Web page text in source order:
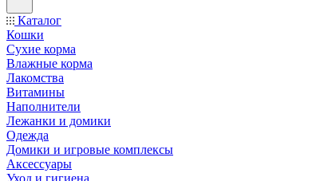
Каталог
Кошки
Сухие корма
Влажные корма
Лакомства
Витамины
Наполнители
Лежанки и домики
Одежда
Домики и игровые комплексы
Аксессуары
Уход и гигиена